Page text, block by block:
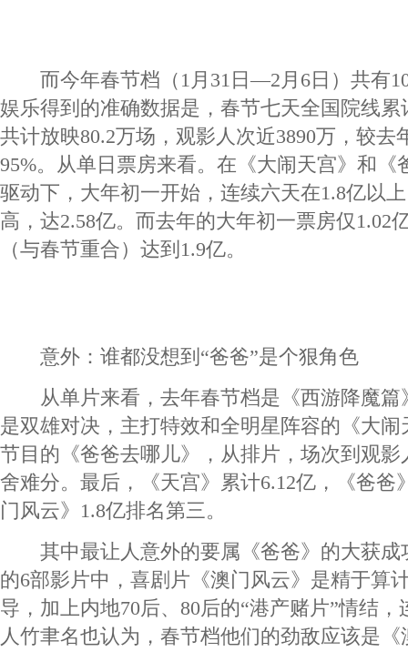
而今年春节档（1月31日—2月6日）共有
娱乐得到的准确数据是，春节七天全国院线累
共计放映80.2万场，观影人次近3890万，较去
95%。从单日票房来看。在《大闹天宫》和《
驱动下，大年初一开始，连续六天在1.8亿以
高，达2.58亿。而去年的大年初一票房仅1.02
（与春节重合）达到1.9亿。
意外：谁都没想到“爸爸”是个狠角色
从单片来看，去年春节档是《西游降魔篇
是双雄对决，主打特效和全明星阵容的《大
节目的《爸爸去哪儿》，从排片，场次到观
舍难分。最后，《天宫》累计6.12亿，《爸爸
门风云》1.8亿排名第三。
其中最让人意外的要属《爸爸》的大获成
的6部影片中，喜剧片《澳门风云》是精于算
导，加上内地70后、80后的“港产赌片”情结
人竹聿名也认为，春节档他们的劲敌应该是